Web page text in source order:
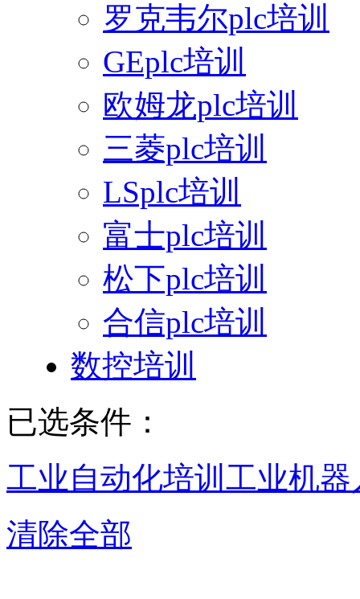
罗克韦尔plc培训
GEplc培训
欧姆龙plc培训
三菱plc培训
LSplc培训
富士plc培训
松下plc培训
合信plc培训
数控培训
已选条件：
工业自动化培训 工业机器
清除全部